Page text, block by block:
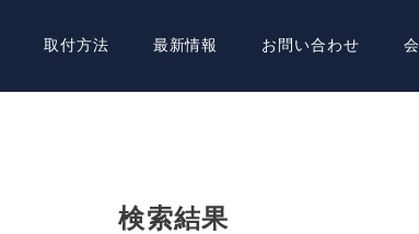
取付方法 最新情報 お問い合わせ
検索結果